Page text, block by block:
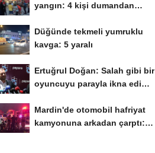
yangın: 4 kişi dumandan
Düğünde tekmeli yumruklu
kavga: 5 yaralı
Ertuğrul Doğan: Salah gibi bir
oyuncuyu parayla ikna edip
Mardin'de otomobil hafriyat
kamyonuna arkadan çarptı: 1